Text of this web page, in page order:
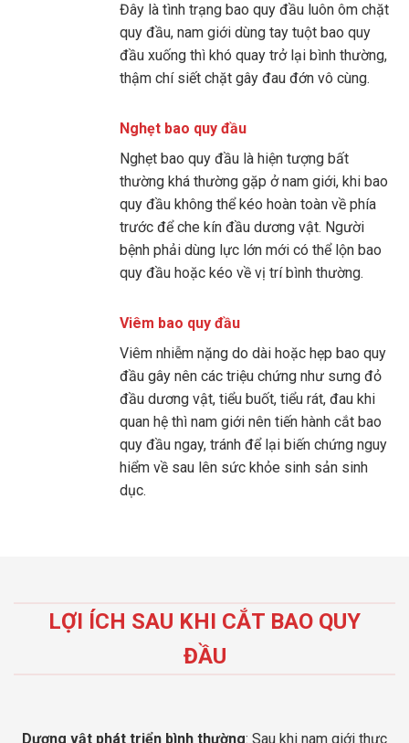
Đây là tình trạng bao quy đầu luôn ôm chặt
quy đầu, nam giới dùng tay tuột bao quy
đầu xuống thì khó quay trở lại bình thường,
thậm chí siết chặt gây đau đớn vô cùng.
Nghẹt bao quy đầu
Nghẹt bao quy đầu là hiện tượng bất
thường khá thường gặp ở nam giới, khi bao
quy đầu không thể kéo hoàn toàn về phía
trước để che kín đầu dương vật. Người
bệnh phải dùng lực lớn mới có thể lộn bao
quy đầu hoặc kéo về vị trí bình thường.
Viêm bao quy đầu
Viêm nhiễm nặng do dài hoặc hẹp bao quy
đầu gây nên các triệu chứng như sưng đỏ
đầu dương vật, tiểu buốt, tiểu rát, đau khi
quan hệ thì nam giới nên tiến hành cắt bao
quy đầu ngay, tránh để lại biến chứng nguy
hiểm về sau lên sức khỏe sinh sản sinh
dục.
LỢI ÍCH SAU KHI CẮT BAO QUY
ĐẦU
Dương vật phát triển bình thường: Sau khi nam giới thực